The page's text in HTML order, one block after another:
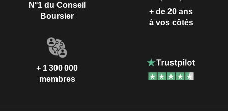
N°1 du Conseil
Boursier
+ de 20 ans
à vos côtés
+ 1 300 000
membres